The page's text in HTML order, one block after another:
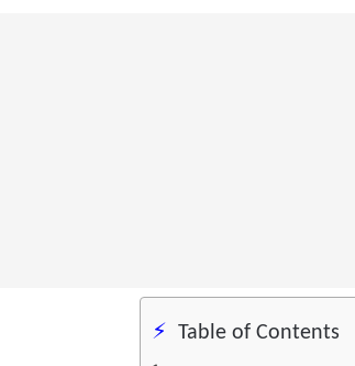
Table of Contents